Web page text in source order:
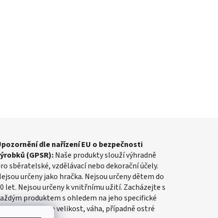
dle nařízení EU o bezpečnosti
(GPSR):Naše produkty slouží výhradně
sběratelské, vzdělávací nebo dekorační účely.
určeny jako hračka. Nejsou určeny dětem do
let. Nejsou určeny k vnitřnímu užití. Zacházejte s
produktem s ohledem na jeho specifické
jako je velikost, váha, případně ostré